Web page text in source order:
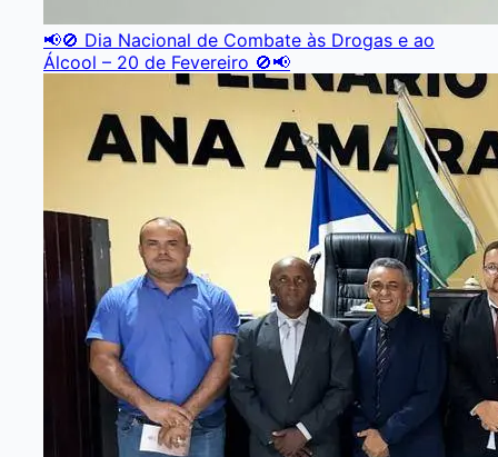
📢🚫 Dia Nacional de Combate às Drogas e ao
Álcool – 20 de Fevereiro 🚫📢